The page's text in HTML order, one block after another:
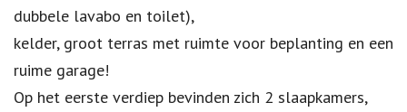
dubbele lavabo en toilet),
kelder, groot terras met ruimte voor beplanting en een
ruime garage!
Op het eerste verdiep bevinden zich 2 slaapkamers,